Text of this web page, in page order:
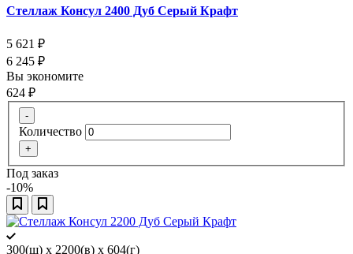
Стеллаж Консул 2400 Дуб Серый Крафт
5 621 ₽
6 245 ₽
Вы экономите
624 ₽
-
Количество
+
Под заказ
-10%
300(ш) x 2200(в) x 604(г)